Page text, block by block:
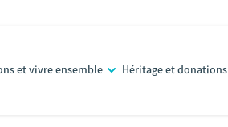
et vivre ensemble Héritage et donations